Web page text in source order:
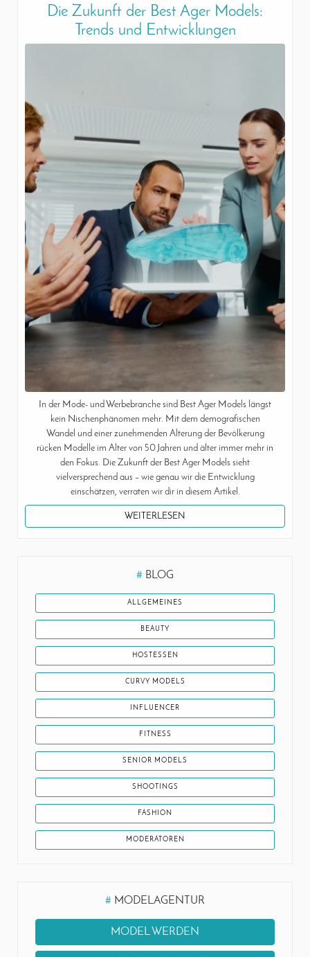
Die Zukunft der Best Ager Models:
Trends und Entwicklungen
In der Mode- und Werbebranche sind Best Ager Models längst
kein Nischenphänomen mehr. Mit dem demografischen
Wandel und einer zunehmenden Alterung der Bevölkerung
rücken Modelle im Alter von 50 Jahren und älter immer mehr in
den Fokus. Die Zukunft der Best Ager Models sieht
vielversprechend aus – wie genau wir die Entwicklung
einschätzen, verraten wir dir in diesem Artikel.
WEITERLESEN
# BLOG
ALLGEMEINES
BEAUTY
HOSTESSEN
CURVY MODELS
INFLUENCER
FITNESS
SENIOR MODELS
SHOOTINGS
FASHION
MODERATOREN
# MODELAGENTUR
MODEL WERDEN